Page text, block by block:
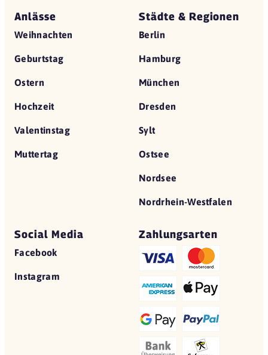
Anlässe
Weihnachten
Geburtstag
Ostern
Hochzeit
Valentinstag
Muttertag
Städte & Regionen
Berlin
Hamburg
München
Dresden
Sylt
Ostsee
Nordsee
Nordrhein-Westfalen
Social Media
Facebook
Instagram
Zahlungsarten